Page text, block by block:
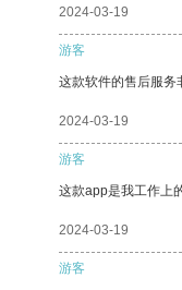
2024-03-19
游客
这款软件的售后服务
2024-03-19
游客
这款app是我工作上
2024-03-19
游客